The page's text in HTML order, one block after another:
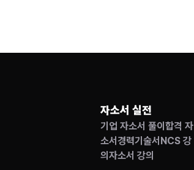
자소서 실전
기업 자소서 풀이 합격 자
소서 경력기술서 NCS 강
의 자소서 강의